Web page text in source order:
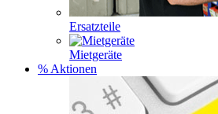
Ersatzteile
Mietgeräte
% Aktionen